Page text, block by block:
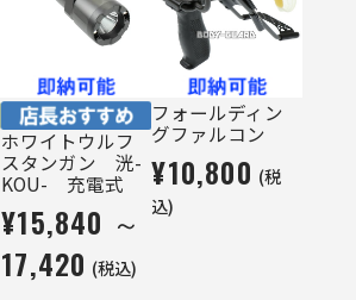
ホワイトウルフ
スタンガン 洸-
KOU- 充電式
¥15,840 ～
17,420 (税込)
フォールディン
グファルコン
¥10,800 (税
込)